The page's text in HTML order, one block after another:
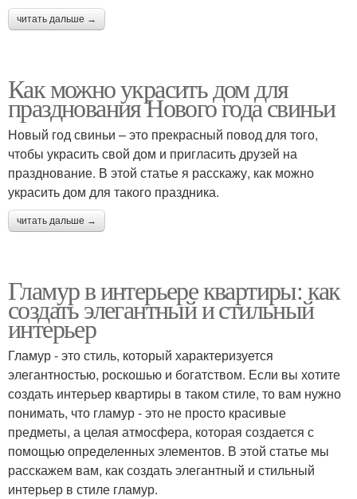
читать дальше →
Как можно украсить дом для
празднования Нового года свиньи
Новый год свиньи – это прекрасный повод для того,
чтобы украсить свой дом и пригласить друзей на
празднование. В этой статье я расскажу, как можно
украсить дом для такого праздника.
читать дальше →
Гламур в интерьере квартиры: как
создать элегантный и стильный
интерьер
Гламур - это стиль, который характеризуется
элегантностью, роскошью и богатством. Если вы хотите
создать интерьер квартиры в таком стиле, то вам нужно
понимать, что гламур - это не просто красивые
предметы, а целая атмосфера, которая создается с
помощью определенных элементов. В этой статье мы
расскажем вам, как создать элегантный и стильный
интерьер в стиле гламур.